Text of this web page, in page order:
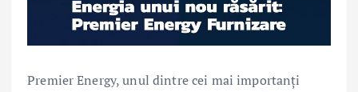
Premier Energy, unul dintre cei mai importanți